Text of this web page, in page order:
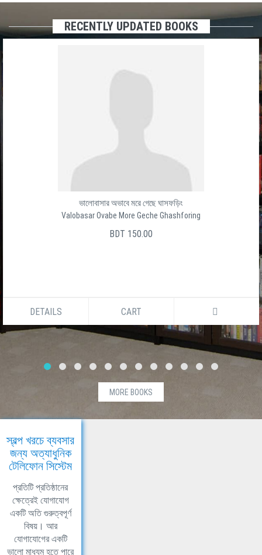
RECENTLY UPDATED BOOKS
ভালোবাসার অভাবে মরে গেছে ঘাসফড়িং
Valobasar Ovabe More Geche Ghashforing
BDT 150.00
DETAILS CART
MORE BOOKS
স্বল্প খরচে ব্যবসার
জন্য অত্যাধুনিক
টেলিফোন সিস্টেম
প্রতিটি প্রতিষ্ঠানের
ক্ষেত্রেই যোগাযোগ
একটি অতি গুরুত্বপূর্ণ
বিষয়। আর
যোগাযোগের একটি
ভালো মাধ্যম হতে পারে